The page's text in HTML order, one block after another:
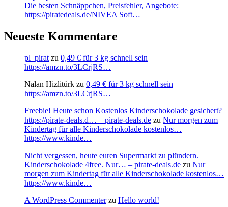
Die besten Schnäppchen, Preisfehler, Angebote:
https://piratedeals.de/NIVEA Soft…
Neueste Kommentare
pl_pirat zu 0,49 € für 3 kg schnell sein
https://amzn.to/3LCrjRS…
Nalan Hizlitürk zu 0,49 € für 3 kg schnell sein
https://amzn.to/3LCrjRS…
Freebie! Heute schon Kostenlos Kinderschokolade gesichert?
https://pirate-deals.d… – pirate-deals.de zu Nur morgen zum
Kindertag für alle Kinderschokolade kostenlos…
https://www.kinde…
Nicht vergessen, heute euren Supermarkt zu plündern.
Kinderschokolade 4free. Nur… – pirate-deals.de zu Nur
morgen zum Kindertag für alle Kinderschokolade kostenlos…
https://www.kinde…
A WordPress Commenterzu Hello world!